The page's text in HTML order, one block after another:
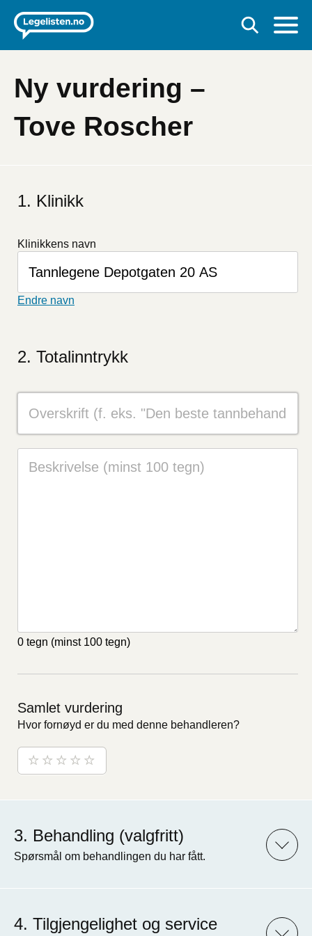
Ny vurdering –
Tove Roscher
Klinikk
Klinikkens navn
Endre navn
Totalinntrykk
0 tegn (minst 100 tegn)
Samlet vurdering
Hvor fornøyd er du med denne behandleren?
Behandling (valgfritt)
Spørsmål om behandlingen du har fått.
Tilgjengelighet og service